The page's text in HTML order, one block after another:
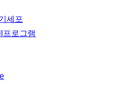
세포
프로그램